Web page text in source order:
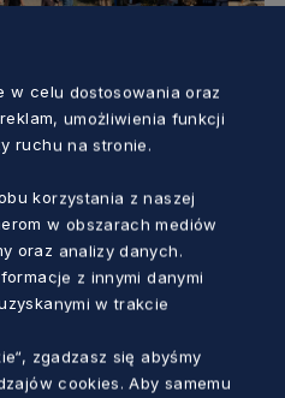
kolorowo,
[FOTO]
w celu dostosowania oraz
umożliwienia funkcji
ruchu na stronie.
korzystania z naszej
w obszarach mediów
oraz analizy danych.
z innymi danymi
w trakcie
zgadzasz się abyśmy
cookies. Aby samemu